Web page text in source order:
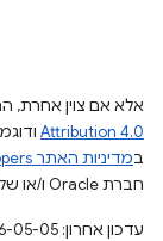
אלא אם צוין אחרת,
Attribution 4.0
במדיניות האתר Google Developers‏
חברת Oracle ו/או של השותפים העצמאיים שלה.
עדכון אחרון: 2026-05-05 (שעון UTC).